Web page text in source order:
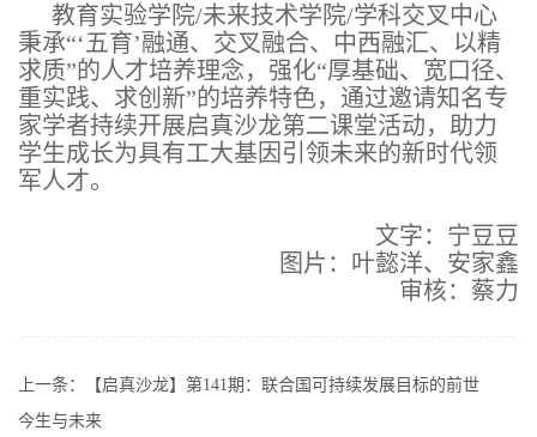
教育实验学院/未来技术学院/学科交叉中心
秉承“‘五育’融通、交叉融合、中西融汇、以精
求质”的人才培养理念，强化“厚基础、宽口径、
重实践、求创新”的培养特色，通过邀请知名专
家学者持续开展启真沙龙第二课堂活动，助力
学生成长为具有工大基因引领未来的新时代领
军人才。
文字：宁豆豆
图片：叶懿洋、安家鑫
审核：蔡力
上一条：
【启真沙龙】第141期：联合国可持续发展目标的前世
今生与未来